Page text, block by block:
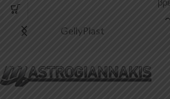
λαστιχένιες προσθήκες
GellyPlast